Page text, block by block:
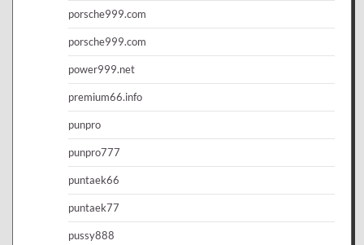
porsche999.com
porsche999.com
power999.net
premium66.info
punpro
punpro777
puntaek66
puntaek77
pussy888